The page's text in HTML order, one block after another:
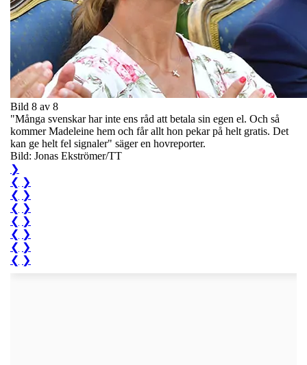
Bild 8 av 8
"Många svenskar har inte ens råd att betala sin egen el. Och så
kommer Madeleine hem och får allt hon pekar på helt gratis. Det
kan ge helt fel signaler" säger en hovreporter.
Bild: Jonas Ekströmer/TT
❯
❮ ❯
❮ ❯
❮ ❯
❮ ❯
❮ ❯
❮ ❯
❮ ❯